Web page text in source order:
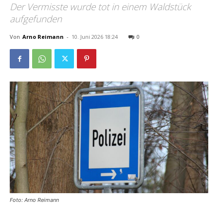
Der Vermisste wurde tot in einem Waldstück
aufgefunden
Von Arno Reimann - 10. Juni 2026 18:24 0
Foto: Arno Reimann